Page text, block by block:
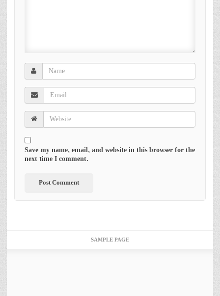
Save my name, email, and website in this browser for the
next time I comment.
SAMPLE PAGE